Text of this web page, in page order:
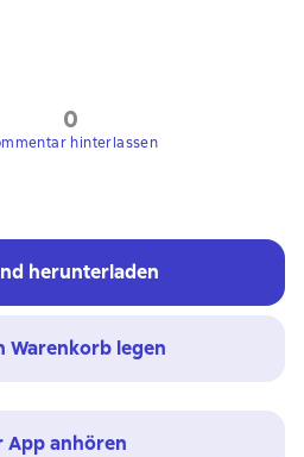
0
hinterlassen
herunterladen
Warenkorb legen
App anhören